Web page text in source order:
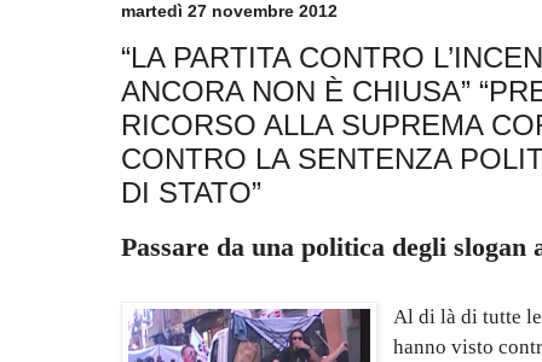
martedì 27 novembre 2012
“LA PARTITA CONTRO
ANCORA NON È CHIUSA”
RICORSO ALLA SUPREMA
CONTRO LA SENTENZA
DI STATO”
Passare da una politica degli
Al di là di tutte
hanno visto